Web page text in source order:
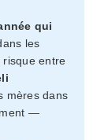
qui
les
risque entre
mères dans
—